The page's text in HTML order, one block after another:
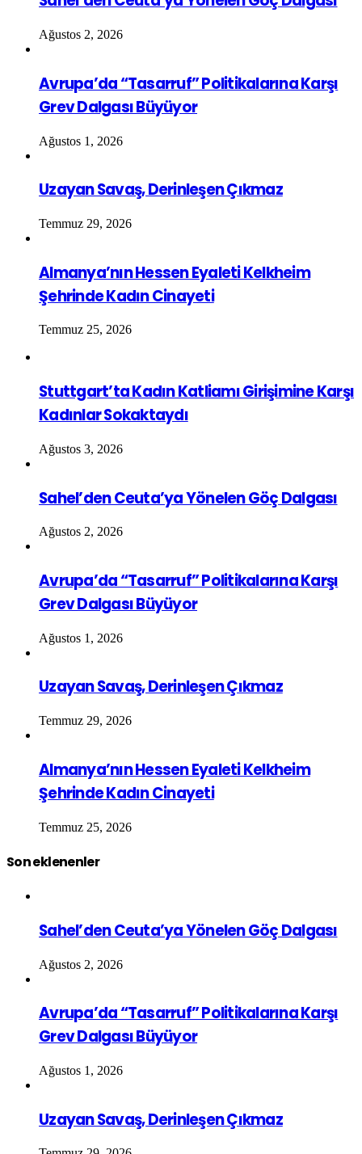
Ağustos 2, 2026
Avrupa’da “Tasarruf” Politikalarına Karşı
Grev Dalgası Büyüyor
Ağustos 1, 2026
Uzayan Savaş, Derinleşen Çıkmaz
Temmuz 29, 2026
Almanya’nın Hessen Eyaleti Kelkheim
Şehrinde Kadın Cinayeti
Temmuz 25, 2026
Stuttgart’ta Kadın Katliamı Girişimine Karşı
Kadınlar Sokaktaydı
Ağustos 3, 2026
Sahel’den Ceuta’ya Yönelen Göç Dalgası
Ağustos 2, 2026
Avrupa’da “Tasarruf” Politikalarına Karşı
Grev Dalgası Büyüyor
Ağustos 1, 2026
Uzayan Savaş, Derinleşen Çıkmaz
Temmuz 29, 2026
Almanya’nın Hessen Eyaleti Kelkheim
Şehrinde Kadın Cinayeti
Temmuz 25, 2026
Son eklenenler
Sahel’den Ceuta’ya Yönelen Göç Dalgası
Ağustos 2, 2026
Avrupa’da “Tasarruf” Politikalarına Karşı
Grev Dalgası Büyüyor
Ağustos 1, 2026
Uzayan Savaş, Derinleşen Çıkmaz